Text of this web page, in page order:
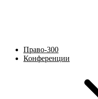
Право-300
Конференции